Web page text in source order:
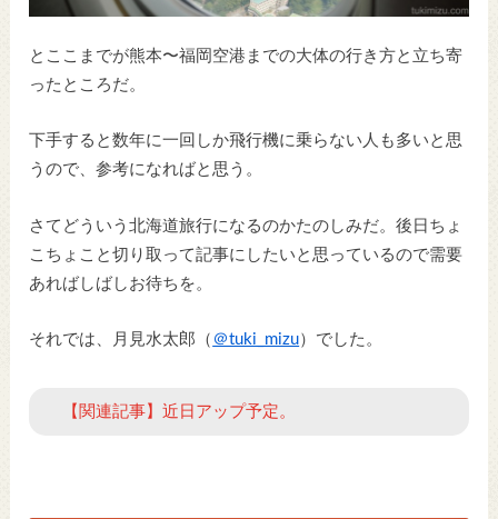
とここまでが熊本〜福岡空港までの大体の行き方と立ち寄
ったところだ。
下手すると数年に一回しか飛行機に乗らない人も多いと思
うので、参考になればと思う。
さてどういう北海道旅行になるのかたのしみだ。後日ちょ
こちょこと切り取って記事にしたいと思っているので需要
あればしばしお待ちを。
それでは、月見水太郎（ ＠tuki_mizu）でした。
【関連記事】近日アップ予定。